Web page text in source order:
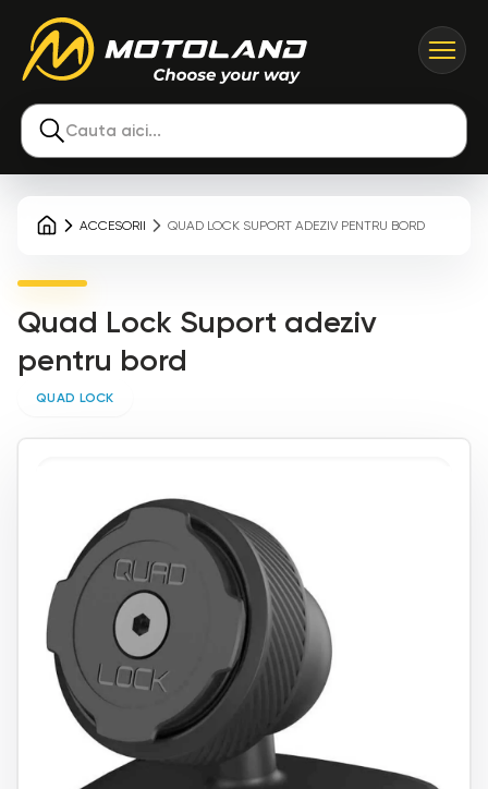
Cauta aici...
ACCESORII QUAD LOCK SUPORT ADEZIV PENTRU BORD
Quad Lock Suport adeziv
pentru bord
QUAD LOCK